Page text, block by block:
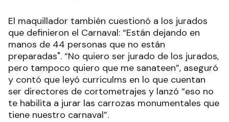
El maquillador también cuestionó a los jurados
que definieron el Carnaval: “Están dejando en
manos de 44 personas que no están
preparadas". “No quiero ser jurado de los jurados,
pero tampoco quiero que me sanateen”, aseguró
y contó que leyó curriculms en lo que cuentan
ser directores de cortometrajes y lanzó “eso no
te habilita a jurar las carrozas monumentales que
tiene nuestro carnaval”.